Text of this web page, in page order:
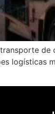
logísticas